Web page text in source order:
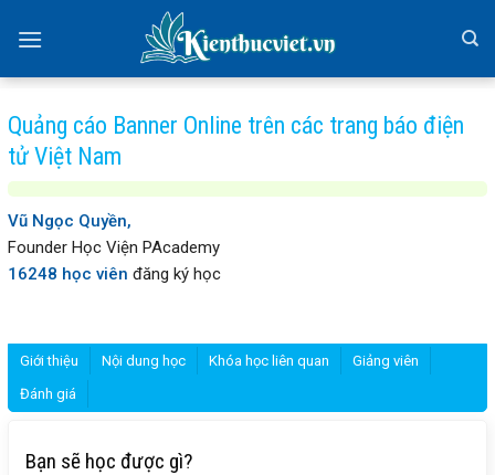
Quảng cáo Banner Online trên các trang báo điện
tử Việt Nam
Vũ Ngọc Quyền,
Founder Học Viện PAcademy
16248 học viên đăng ký học
Giới thiệu Nội dung học Khóa học liên quan
Giảng viên
Đánh giá
Bạn sẽ học được gì?